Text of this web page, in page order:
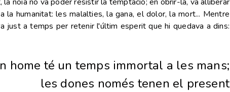
humanitat: les malalties, la gana, el dolor, la mort... Mentre
just a temps per retenir l'últim esperit que hi quedava a dins:
home té un temps immortal a les mans;
les dones només tenen el present